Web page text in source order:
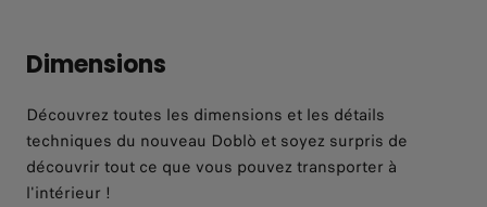
Dimensions
Découvrez toutes les dimensions et les détails
techniques du nouveau Doblò et soyez surpris de
découvrir tout ce que vous pouvez transporter à
l'intérieur !